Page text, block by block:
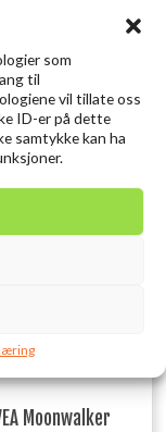
som
til
vil tillate oss
ID-er på dette
samtykke kan ha
Moonwalker